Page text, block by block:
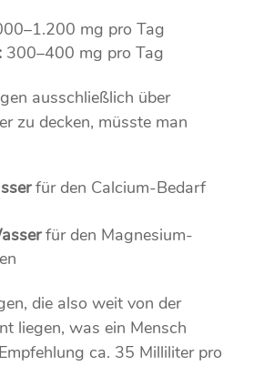
mg pro Tag
300–400 mg pro Tag
ausschließlich über
zu decken, müsste man
für den Calcium-Bedarf
für den Magnesium-
die also weit von der
liegen, was ein Mensch
ca. 35 Milliliter pro